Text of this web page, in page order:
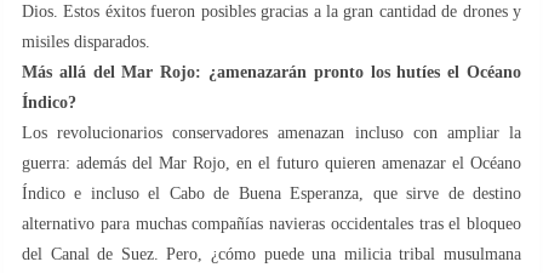
Dios. Estos éxitos fueron posibles gracias a la gran cantidad de drones y
misiles disparados.
Más allá del Mar Rojo: ¿amenazarán pronto los hutíes el Océano
Índico?
Los revolucionarios conservadores amenazan incluso con ampliar la
guerra: además del Mar Rojo, en el futuro quieren amenazar el Océano
Índico e incluso el Cabo de Buena Esperanza, que sirve de destino
alternativo para muchas compañías navieras occidentales tras el bloqueo
del Canal de Suez. Pero, ¿cómo puede una milicia tribal musulmana